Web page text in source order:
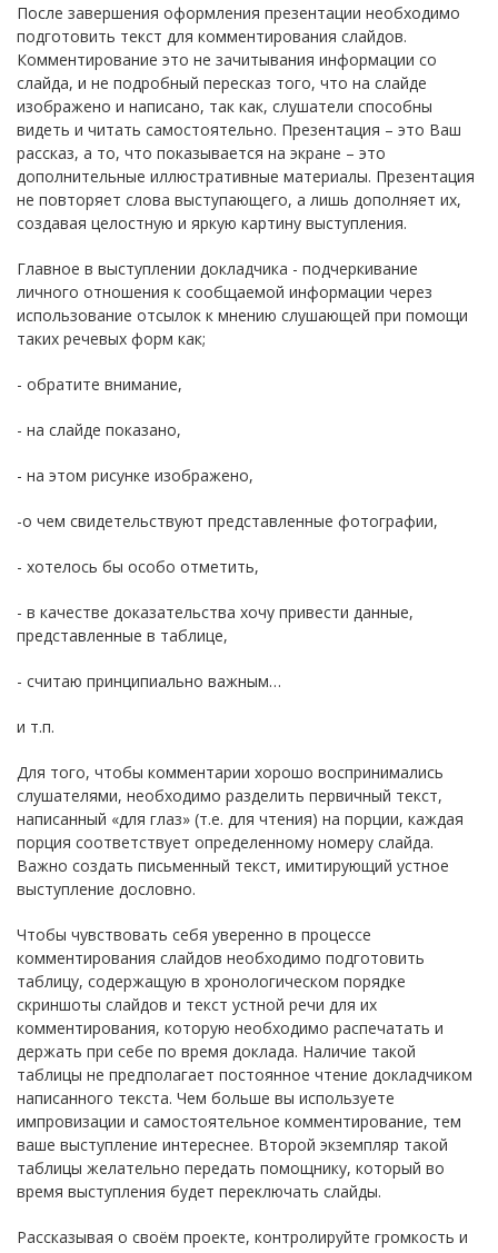
После завершения оформления презентации необходимо
подготовить текст для комментирования слайдов.
Комментирование это не зачитывания информации со
слайда, и не подробный пересказ того, что на слайде
изображено и написано, так как, слушатели способны
видеть и читать самостоятельно. Презентация – это Ваш
рассказ, а то, что показывается на экране – это
дополнительные иллюстративные материалы. Презентация
не повторяет слова выступающего, а лишь дополняет их,
создавая целостную и яркую картину выступления.
Главное в выступлении докладчика - подчеркивание
личного отношения к сообщаемой информации через
использование отсылок к мнению слушающей при помощи
таких речевых форм как;
- обратите внимание,
- на слайде показано,
- на этом рисунке изображено,
-о чем свидетельствуют представленные фотографии,
- хотелось бы особо отметить,
- в качестве доказательства хочу привести данные,
представленные в таблице,
- считаю принципиально важным…
и т.п.
Для того, чтобы комментарии хорошо воспринимались
слушателями, необходимо разделить первичный текст,
написанный «для глаз» (т.е. для чтения) на порции, каждая
порция соответствует определенному номеру слайда.
Важно создать письменный текст, имитирующий устное
выступление дословно.
Чтобы чувствовать себя уверенно в процессе
комментирования слайдов необходимо подготовить
таблицу, содержащую в хронологическом порядке
скриншоты слайдов и текст устной речи для их
комментирования, которую необходимо распечатать и
держать при себе по время доклада. Наличие такой
таблицы не предполагает постоянное чтение докладчиком
написанного текста. Чем больше вы используете
импровизации и самостоятельное комментирование, тем
ваше выступление интереснее. Второй экземпляр такой
таблицы желательно передать помощнику, который во
время выступления будет переключать слайды.
Рассказывая о своём проекте, контролируйте громкость и